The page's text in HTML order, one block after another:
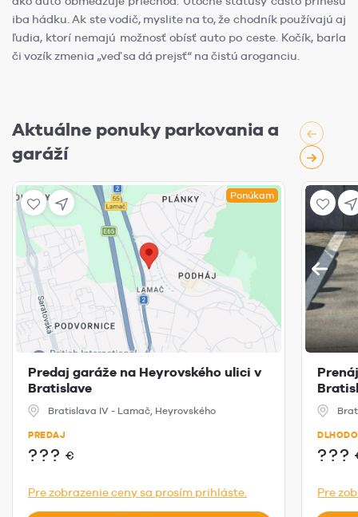
iba hádku. Ak ste vodič, myslite na to, že chodník používajú aj
ľudia, ktorí nemajú možnosť obísť auto po ceste. Kočík, barla
či vozík zmenia „veď sa dá prejsť“ na čistú aroganciu.
Aktuálne ponuky parkovania a
garáží
Ponúkam
Predaj garáže na Heyrovského ulici v
Bratislave
Bratislava IV - Lamač, Heyrovského
PREDAJ
??? €
Pre zobrazenie ceny sa prosím prihláste.
???
Pre